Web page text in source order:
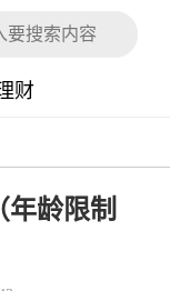
财
年龄限制